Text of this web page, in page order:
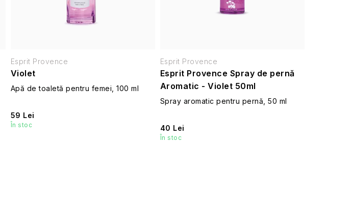
Violet
Apă de toaletă pentru femei, 100 ml
59 Lei
În stoc
Esprit Provence
Esprit Provence Spray de pernă
Aromatic - Violet 50ml
Spray aromatic pentru pernă, 50 ml
40 Lei
În stoc
Esprit Provence